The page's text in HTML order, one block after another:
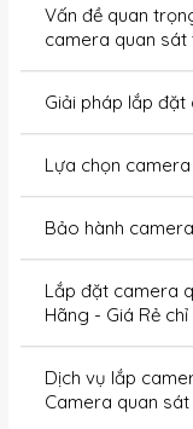
Vấn đề quan
camera quan sát
Giải pháp lắp đặt
Lựa chọn
Bảo hành
Lắp đặt camera
Hãng - Giá Rẻ
Dịch vụ lắp
Camera quan